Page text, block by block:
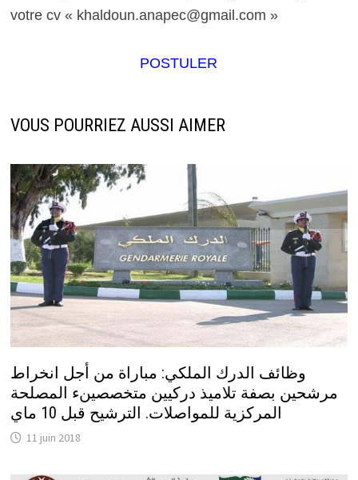
votre cv « khaldoun.anapec@gmail.com »
POSTULER
VOUS POURRIEZ AUSSI AIMER
وظائف الدرك الملكي: مباراة من أجل انخراط
مرشحين بصفة تلاميذ دركيين متخصصينء المصلحة
المركزية للمواصلات. الترشيح قبل 10 ماي
11 juin 2018